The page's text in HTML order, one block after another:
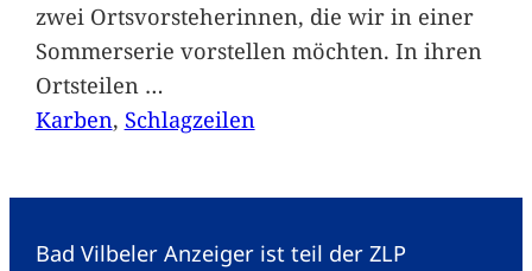
zwei Ortsvorsteherinnen, die wir in einer
Sommerserie vorstellen möchten. In ihren
Ortsteilen …
Karben, Schlagzeilen
Bad Vilbeler Anzeiger ist teil der ZLP